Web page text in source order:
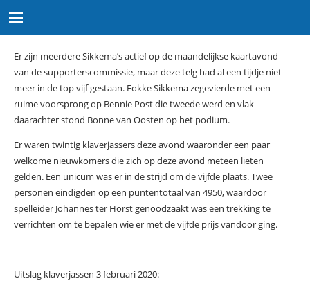
Er zijn meerdere Sikkema’s actief op de maandelijkse kaartavond
van de supporterscommissie, maar deze telg had al een tijdje niet
meer in de top vijf gestaan. Fokke Sikkema zegevierde met een
ruime voorsprong op Bennie Post die tweede werd en vlak
daarachter stond Bonne van Oosten op het podium.
Er waren twintig klaverjassers deze avond waaronder een paar
welkome nieuwkomers die zich op deze avond meteen lieten
gelden. Een unicum was er in de strijd om de vijfde plaats. Twee
personen eindigden op een puntentotaal van 4950, waardoor
spelleider Johannes ter Horst genoodzaakt was een trekking te
verrichten om te bepalen wie er met de vijfde prijs vandoor ging.
Uitslag klaverjassen 3 februari 2020: